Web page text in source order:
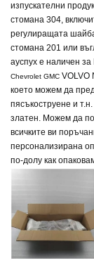
изпускателни
стомана 304,
регулиращата
стомана 201 или
ауспух е наличен за
Chevrolet GMC VOLVO
което можем да
пясъкоструене и
златен. Можем да
всичките ви
персонализирана
по-долу как